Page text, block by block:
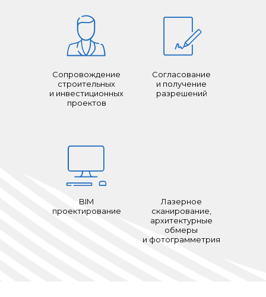
Лазерное
сканирование,
архитектурные
обмеры
и фотограмметрия
Сопровождение
строительных
и инвестиционных
проектов
Согласование
и получение
разрешений
BIM
проектирование